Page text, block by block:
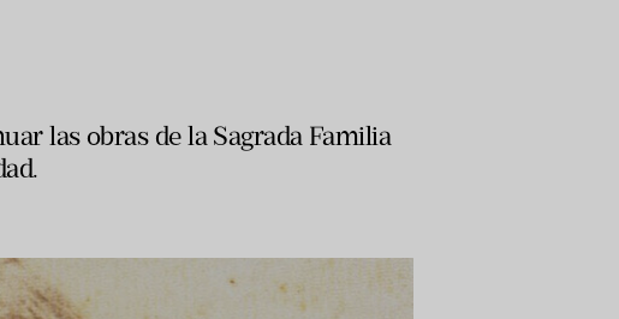
las obras de la Sagrada Familia